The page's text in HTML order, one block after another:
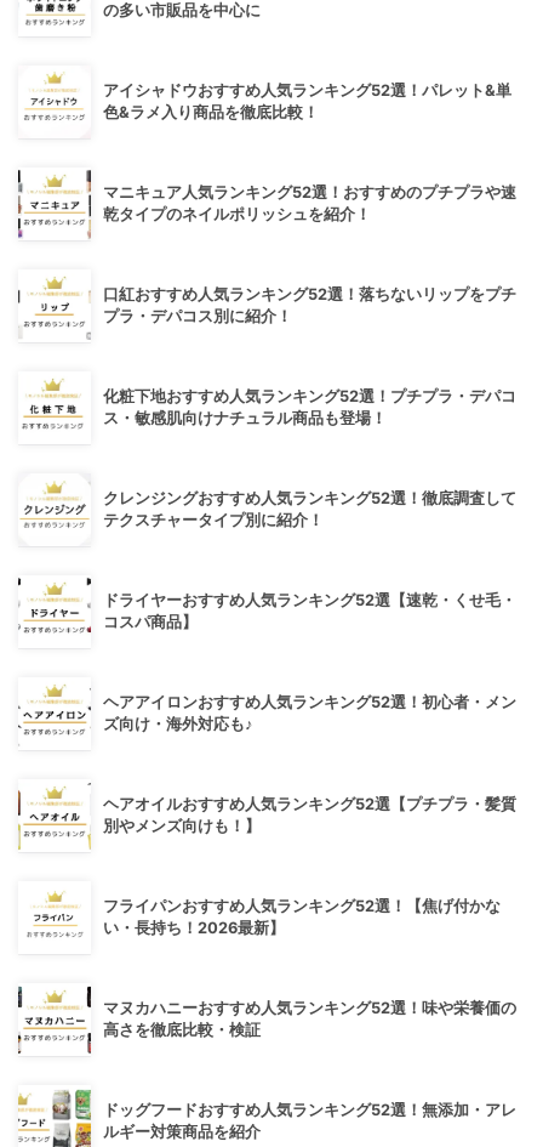
の多い市販品を中心に
アイシャドウおすすめ人気ランキング52選！パレット&単
色&ラメ入り商品を徹底比較！
マニキュア人気ランキング52選！おすすめのプチプラや速
乾タイプのネイルポリッシュを紹介！
口紅おすすめ人気ランキング52選！落ちないリップをプチ
プラ・デパコス別に紹介！
化粧下地おすすめ人気ランキング52選！プチプラ・デパコ
ス・敏感肌向けナチュラル商品も登場！
クレンジングおすすめ人気ランキング52選！徹底調査して
テクスチャータイプ別に紹介！
ドライヤーおすすめ人気ランキング52選【速乾・くせ毛・
コスパ商品】
ヘアアイロンおすすめ人気ランキング52選！初心者・メン
ズ向け・海外対応も♪
ヘアオイルおすすめ人気ランキング52選【プチプラ・髪質
別やメンズ向けも！】
フライパンおすすめ人気ランキング52選！【焦げ付かな
い・長持ち！2026最新】
マヌカハニーおすすめ人気ランキング52選！味や栄養価の
高さを徹底比較・検証
ドッグフードおすすめ人気ランキング52選！無添加・アレ
ルギー対策商品を紹介